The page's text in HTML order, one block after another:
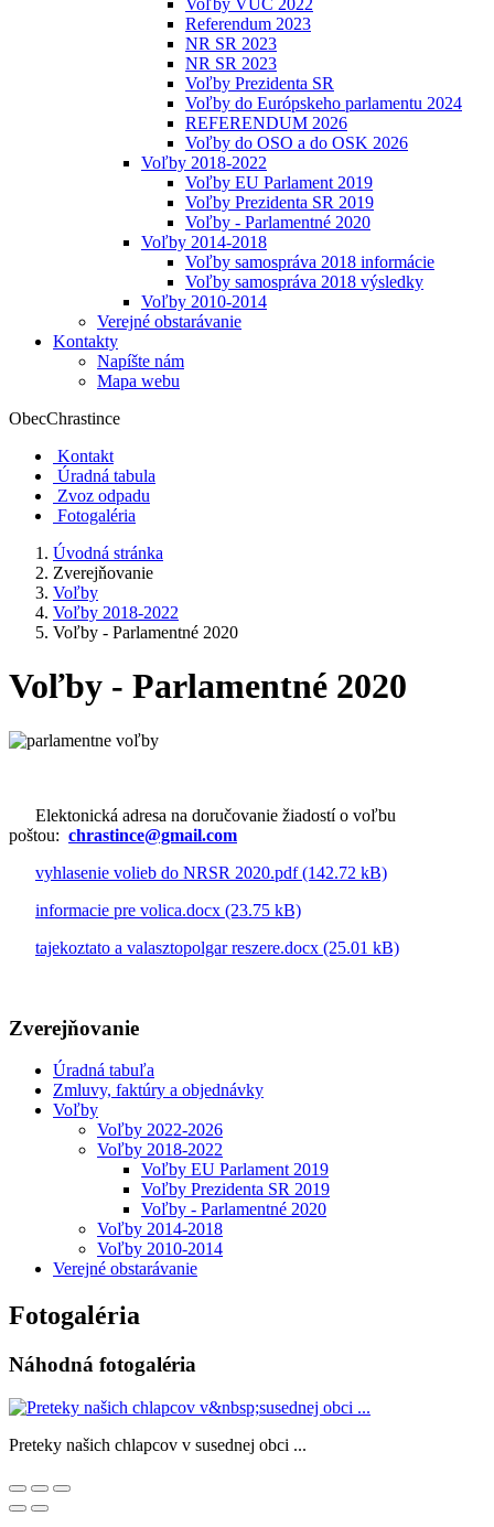
Voľby VÚC 2022
Referendum 2023
NR SR 2023
NR SR 2023
Voľby Prezidenta SR
Voľby do Európskeho parlamentu 2024
REFERENDUM 2026
Voľby do OSO a do OSK 2026
Voľby 2018-2022
Voľby EU Parlament 2019
Voľby Prezidenta SR 2019
Voľby - Parlamentné 2020
Voľby 2014-2018
Voľby samospráva 2018 informácie
Voľby samospráva 2018 výsledky
Voľby 2010-2014
Verejné obstarávanie
Kontakty
Napíšte nám
Mapa webu
ObecChrastince
Kontakt
Úradná tabula
Zvoz odpadu
Fotogaléria
Úvodná stránka
Zverejňovanie
Voľby
Voľby 2018-2022
Voľby - Parlamentné 2020
Voľby - Parlamentné 2020
Elektonická adresa na doručovanie žiadostí o voľbu
poštou: chrastince@gmail.com
vyhlasenie volieb do NRSR 2020.pdf (142.72 kB)
informacie pre volica.docx (23.75 kB)
tajekoztato a valasztopolgar reszere.docx (25.01 kB)
Zverejňovanie
Úradná tabuľa
Zmluvy, faktúry a objednávky
Voľby
Voľby 2022-2026
Voľby 2018-2022
Voľby EU Parlament 2019
Voľby Prezidenta SR 2019
Voľby - Parlamentné 2020
Voľby 2014-2018
Voľby 2010-2014
Verejné obstarávanie
Fotogaléria
Náhodná fotogaléria
Preteky našich chlapcov v susednej obci ...